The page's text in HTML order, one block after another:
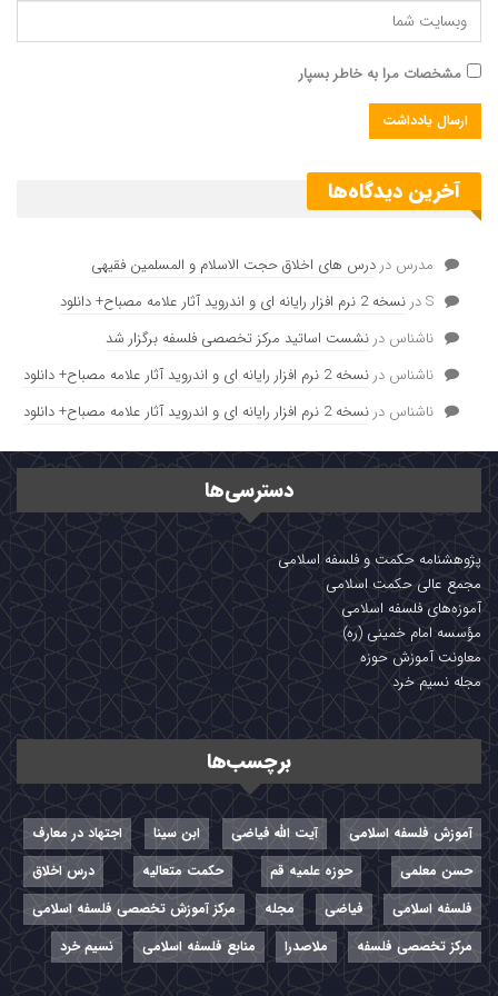
مشخصات مرا به خاطر بسپار
آخرین دیدگاه‌ها
مدرس دردرس های اخلاق حجت الاسلام و المسلمین فقیهی
Sدرنسخه 2 نرم افزار رایانه ای و اندروید آثار علامه مصباح+ دانلود
ناشناس درنشست اساتید مرکز تخصصی فلسفه برگزار شد
ناشناس درنسخه 2 نرم افزار رایانه ای و اندروید آثار علامه مصباح+ دانلود
ناشناس درنسخه 2 نرم افزار رایانه ای و اندروید آثار علامه مصباح+ دانلود
دسترسی‌ها
پژوهشنامه حکمت و فلسفه اسلامی
مجمع عالی حکمت اسلامی
آموزه‌های فلسفه اسلامی
مؤسسه امام خمینی (ره)
معاونت آموزش حوزه
مجله نسیم خرد
برچسب‌ها
آموزش فلسفه اسلامی آیت الله فیاضی ابن سینا
اجتهاد در معارف
حسن معلمی
حوزه علمیه قم حکمت متعالیه
درس اخلاق
فلسفه اسلامی
فیاضی مجله
مرکز آموزش تخصصی فلسفه اسلامی
مرکز تخصصی فلسفه
ملاصدرا منابع فلسفه اسلامی نسیم خرد